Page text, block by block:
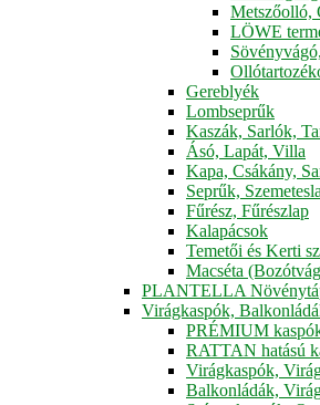
Metszőolló,
LÖWE
Gereblyék
Lombseprűk
Kaszák, Sarlók,
Ásó, Lapát, Villa
Kapa, Csákány,
Seprűk,
Fűrész, Fűrészlap
Kalapácsok
Temetői és Kerti
Macséta
PLANTELLA
Virágkaspók,
PRÉMIUM
RATTAN hatású
Virágkaspók,
Balkonládák,